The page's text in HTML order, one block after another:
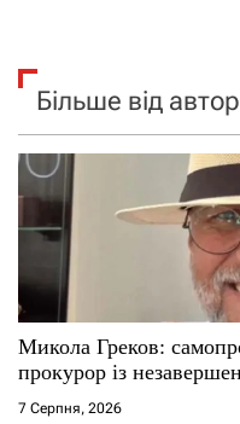
Більше від
Микола Греков:
прокурор із
7 Серпня, 2026